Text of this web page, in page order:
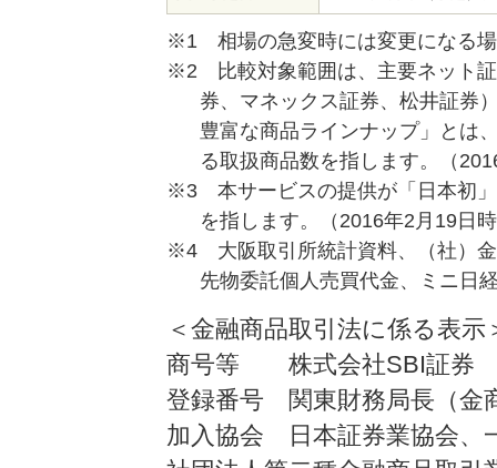
※1 相場の急変時には変更になる場
※2 比較対象範囲は、主要ネット証
券、マネックス証券、松井証券
豊富な商品ラインナップ」とは
る取扱商品数を指します。（
※3 本サービスの提供が「日本初」
を指します。（2016年2月19日
※4 大阪取引所統計資料、（社）金
先物委託個人売買代金、ミニ日
＜金融商品取引法に係る表示
商号等 株式会社SBI証券
登録番号 関東財務局長（金
加入協会 日本証券業協会、